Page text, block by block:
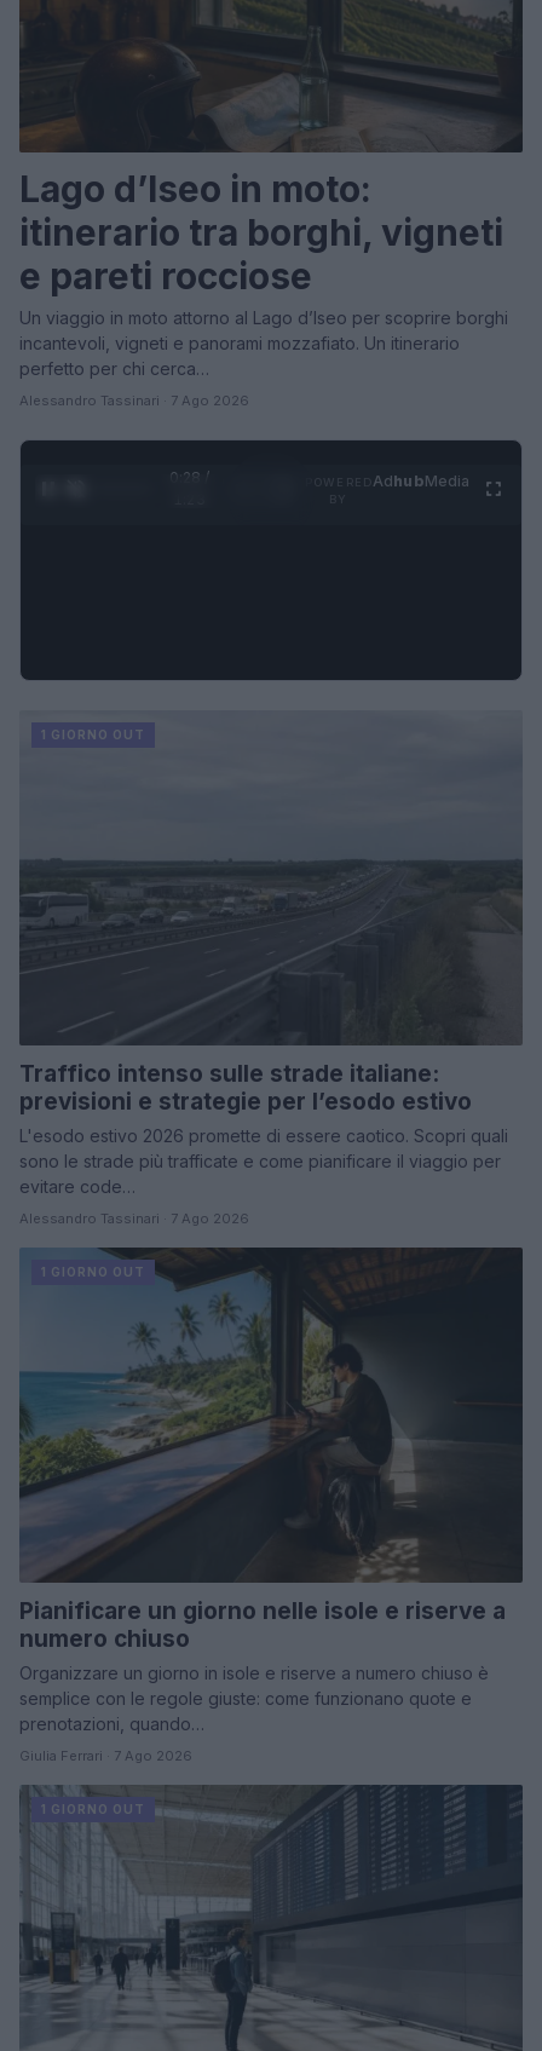
Lago d’Iseo in moto:
itinerario tra borghi, vigneti
e pareti rocciose
Un viaggio in moto attorno al Lago d’Iseo per scoprire borghi
incantevoli, vigneti e panorami mozzafiato. Un itinerario
perfetto per chi cerca…
Alessandro Tassinari · 7 Ago 2026
0:30 /
AdhubMedia
1 GIORNO OUT
Traffico intenso sulle strade italiane:
previsioni e strategie per l’esodo estivo
L'esodo estivo 2026 promette di essere caotico. Scopri quali
sono le strade più trafficate e come pianificare il viaggio per
evitare code…
Alessandro Tassinari · 7 Ago 2026
1 GIORNO OUT
Pianificare un giorno nelle isole e riserve a
numero chiuso
Organizzare un giorno in isole e riserve a numero chiuso è
semplice con le regole giuste: come funzionano quote e
prenotazioni, quando…
Giulia Ferrari · 7 Ago 2026
1 GIORNO OUT